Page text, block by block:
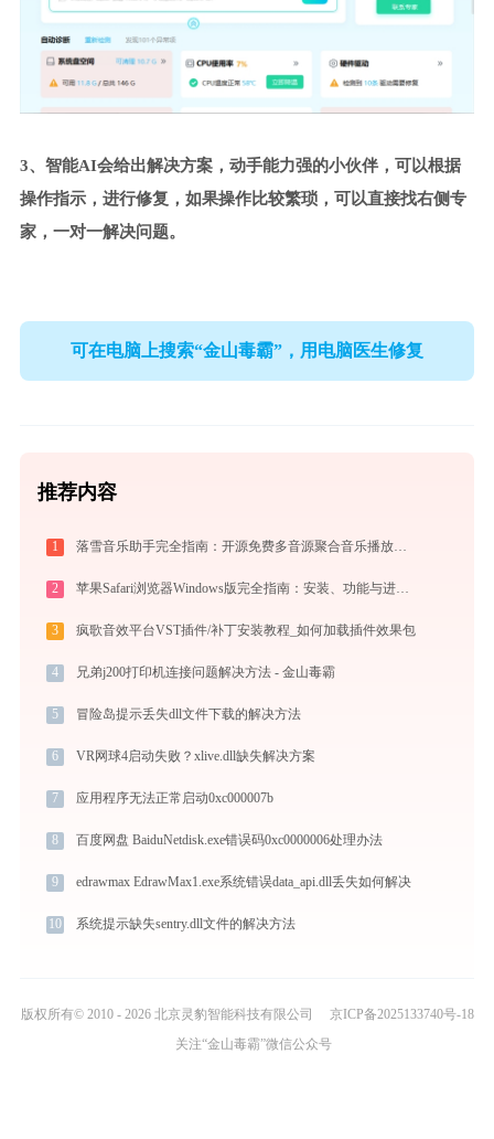
3、智能AI会给出解决方案，动手能力强的小伙伴，可以根据
操作指示，进行修复，如果操作比较繁琐，可以直接找右侧专
家，一对一解决问题。
可在电脑上搜索“金山毒霸”，用电脑医生修复
推荐内容
1 落雪音乐助手完全指南：开源免费多音源聚合音乐播放器的安装、配置与使用技巧（2026最新）
2 苹果Safari浏览器Windows版完全指南：安装、功能与进阶使用技巧全攻略（2026最新）
3 疯歌音效平台VST插件/补丁安装教程_如何加载插件效果包
4 兄弟j200打印机连接问题解决方法 - 金山毒霸
5 冒险岛提示丢失dll文件下载的解决方法
6 VR网球4启动失败？xlive.dll缺失解决方案
7 应用程序无法正常启动0xc000007b
8 百度网盘 BaiduNetdisk.exe错误码0xc0000006处理办法
9 edrawmax EdrawMax1.exe系统错误data_api.dll丢失如何解决
10 系统提示缺失sentry.dll文件的解决方法
版权所有© 2010 - 2026 北京灵豹智能科技有限公司
京ICP备2025133740号-18
关注“金山毒霸”微信公众号